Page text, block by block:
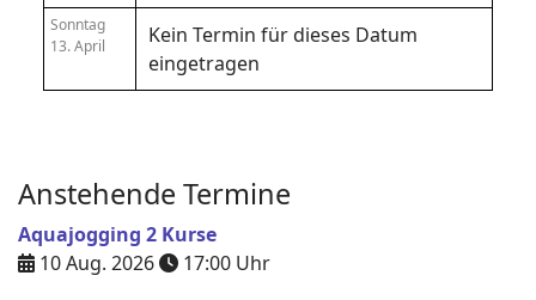
Sonntag
13. April
Kein Termin für dieses Datum
eingetragen
Anstehende Termine
Aquajogging 2 Kurse
10 Aug. 2026
17:00 Uhr